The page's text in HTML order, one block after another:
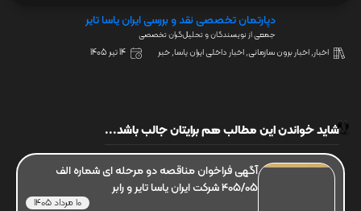
دپارتمان تخصصی نقد و بررسی ایران یاسا تایر
جمعی از نویسندگان و تحلیل‌گران تخصصی
اخبار,اخبار برون سازمانی,اخبار داخلی ایران یاسا,خبر 14 تیر 1405
شاید خواندن این مطالب هم برایتان جالب باشد...
آگهی فراخوان مناقصه دو مرحله ای شماره الف
405/05 شرکت ایران یاسا تایر و رابر
10 مرداد 1405